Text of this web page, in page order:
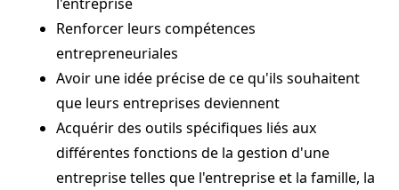
Renforcer leurs compétences
entrepreneuriales
Avoir une idée précise de ce qu'ils souhaitent
que leurs entreprises deviennent
Acquérir des outils spécifiques liés aux
différentes fonctions de la gestion d'une
entreprise telles que l'entreprise et la famille, la